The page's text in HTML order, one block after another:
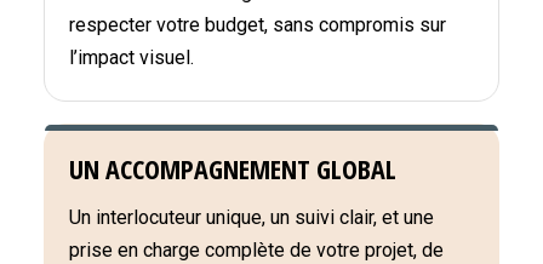
respecter votre budget, sans compromis sur
l’impact visuel.
UN ACCOMPAGNEMENT GLOBAL
Un interlocuteur unique, un suivi clair, et une
prise en charge complète de votre projet, de